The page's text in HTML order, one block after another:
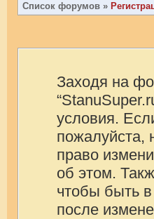
Список форумов »
Заходя на
условия.
пожалуйста,
право
об этом.
чтобы быть
после